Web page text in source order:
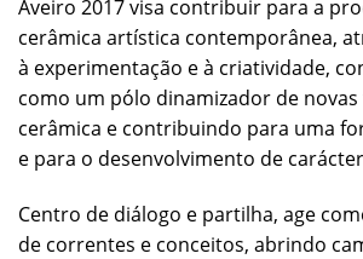
Aveiro 2017 visa contribuir para a
cerâmica artística contemporânea,
à experimentação e à criatividade,
como um pólo dinamizador de
cerâmica e contribuindo para uma
e para o desenvolvimento de
Centro de diálogo e partilha, age
de correntes e conceitos, abrindo